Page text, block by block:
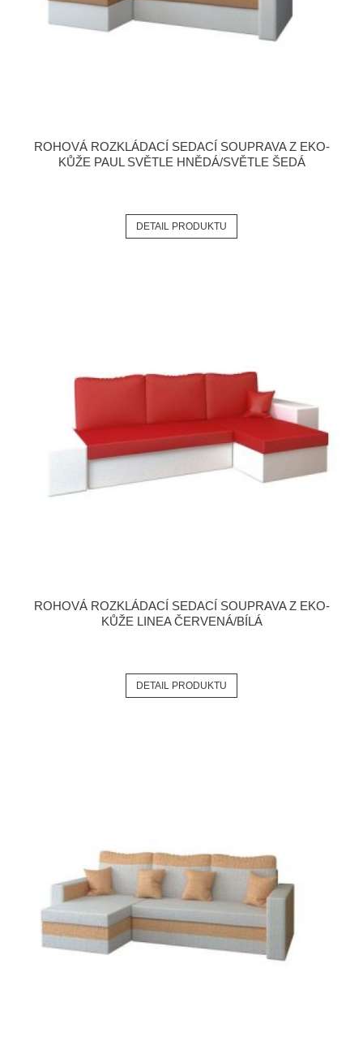
ROHOVÁ ROZKLÁDACÍ SEDACÍ SOUPRAVA Z EKO-
KŮŽE PAUL SVĚTLE HNĚDÁ/SVĚTLE ŠEDÁ
DETAIL PRODUKTU
ROHOVÁ ROZKLÁDACÍ SEDACÍ SOUPRAVA Z EKO-
KŮŽE LINEA ČERVENÁ/BÍLÁ
DETAIL PRODUKTU